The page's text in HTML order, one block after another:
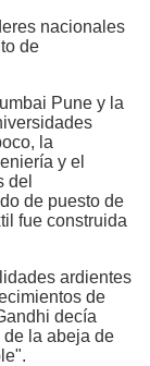
nacionales
de
Pune y la
la
y el
del
de puesto de
fue construida
ardientes
de
decía
la abeja de